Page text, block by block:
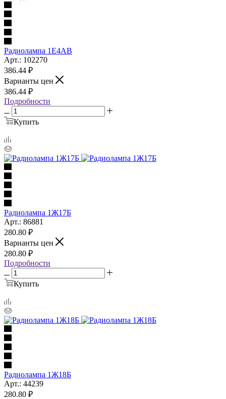
Радиолампа 1Е4АВ
Арт.: 102270
386.44 ₽
Варианты цен
386.44 ₽
Подробности
Купить
Радиолампа 1Ж17Б
Арт.: 86881
280.80 ₽
Варианты цен
280.80 ₽
Подробности
Купить
Радиолампа 1Ж18Б
Арт.: 44239
280.80 ₽